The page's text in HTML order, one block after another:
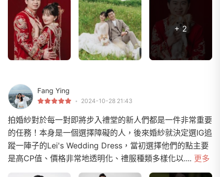
+ 2
Fang Ying
2024-10-28 21:43
拍婚紗對於每一對即將步入禮堂的新人們都是一件非常重要
的任務！本身是一個選擇障礙的人，後來婚紗就決定選IG追
蹤一陣子的Lei's Wedding Dress，當初選擇他們的點主要
是高CP值、價格非常地透明化、禮服種類多樣化以.... 更多